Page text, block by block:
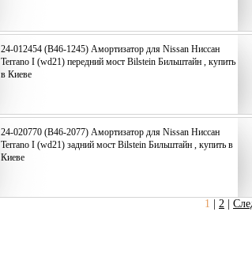
24-012454 (B46-1245) Амортизатор для Nissan Ниссан
Terrano I (wd21) передний мост Bilstein Бильштайн , купить
в Киеве
24-020770 (B46-2077) Амортизатор для Nissan Ниссан
Terrano I (wd21) задний мост Bilstein Бильштайн , купить в
Киеве
1 2